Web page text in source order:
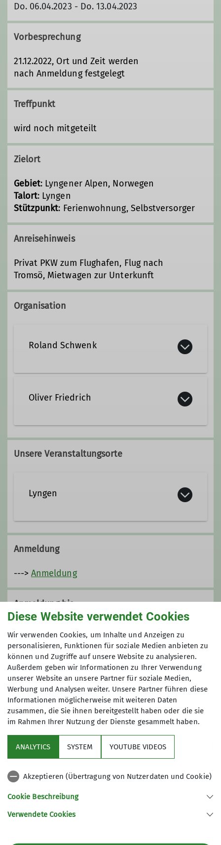
Do. 06.04.2023 - Do. 13.04.2023
Vorbesprechung
21.12.2022, Ort und Zeit werden
nach Anmeldung festgelegt
Treffpunkt
wird noch mitgeteilt
Zielort
Gebiet: Lyngener Alpen, Norwegen
Talort: Lyngen​​​​​​​​​​​​​​
Stützpunkt: Ferienwohnung, Selbstversorger
Anreisehinweis
Privat PKW zum Flughafen, Flug nach
Tromsö, Mietwagen zur Unterkunft
Organisation
Roland Schwenk
Ämter
Trainer C Skibergsteigen
Oliver Friedrich
Ämter
Unsere Veranstaltungsorte
Lyngen
Anmeldung
---> Anmeldung
Anmeldung bis
Preis
€ 80,-
Maximale Teilnehmeranzahl
6
Sektion Ebingen des Deutschen Alpenvereins e.V.
Diese Website verwendet Cookies
Wir verwenden Cookies, um Inhalte und Anzeigen zu
personalisieren, Funktionen für soziale Medien anbieten zu
können und Zugriffe auf unsere Website zu analysieren.
Außerdem geben wir Informationen zu Ihrer Verwendung
unserer Website an unsere Partner für soziale Medien,
Werbung und Analysen weiter. Unsere Partner führen diese
Informationen möglicherweise mit weiteren Daten
zusammen, die Sie ihnen bereitgestellt haben oder die sie
im Rahmen Ihrer Nutzung der Dienste gesammelt haben.
ANALYTICS SYSTEM YOUTUBE VIDEOS
Akzeptieren (Übertragung von Nutzerdaten und Cookie)
Cookie Beschreibung
Verwendete Cookies